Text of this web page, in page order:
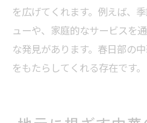
春日部で高級中
を広げてくれます。例えば、
ューや、家庭的なサービスを
な発見があります。春日部の
をもたらしてくれる存在です。